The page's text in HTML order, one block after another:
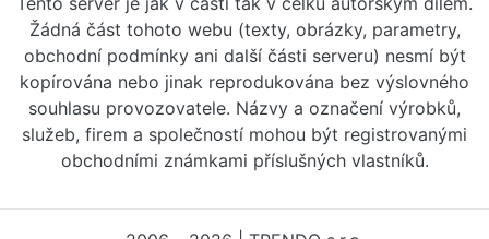
Žádná část tohoto webu (texty, obrázky, parametry,
obchodní podmínky ani další části serveru) nesmí být
kopírována nebo jinak reprodukována bez výslovného
souhlasu provozovatele. Názvy a označení výrobků,
služeb, firem a společností mohou být registrovanými
obchodními známkami příslušných vlastníků.